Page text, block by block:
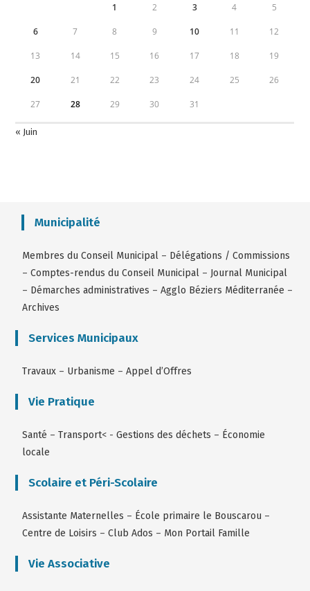
1 2 3 4 5
6 7 8 9 10 11 12
13 14 15 16 17 18 19
20 21 22 23 24 25 26
27 28 29 30 31
« Juin
Municipalité
Membres du Conseil Municipal – Délégations / Commissions
–Comptes-rendus du Conseil Municipal – Journal Municipal
– Démarches administratives –Agglo Béziers Méditerranée –
Archives
Services Municipaux
Travaux – Urbanisme –Appel d’Offres
Vie Pratique
Santé –Transport< -Gestions des déchets – Économie
locale
Scolaire et Péri-Scolaire
Assistante Maternelles – École primaire le Bouscarou –
Centre de Loisirs –Club Ados – Mon Portail Famille
Vie Associative